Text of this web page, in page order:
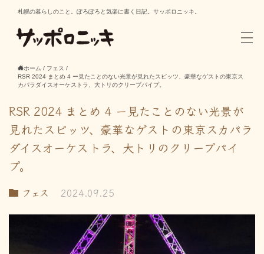
札幌の暮らしのこと。ぽろぽろと気楽に書く日記。サッポロニッキ。
ホーム / フェス /
RSR 2024 まとめ 4 ー見たことのない光景が見れたスピッツ、豪華なゲストの東京ス
カパラダイスオーケストラ、大トリのクリープパイプ。
RSR 2024 まとめ 4 ー見たことのない光景が
見れたスピッツ、豪華なゲストの東京スカパラ
ダイスオーケストラ、大トリのクリープパイ
プ。
フェス 2024.09.25